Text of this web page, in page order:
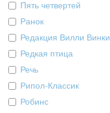
Пять четвертей
Ранок
Редакция Вилли Винки
Редкая птица
Речь
Рипол-Классик
Робинс